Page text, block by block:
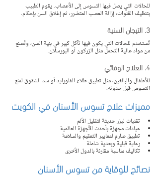
للحالات التي يصل فيها التسوس إلى الأعصاب. يقوم الطبيب
بتنظيف القنوات، إزالة العصب المتضرر، ثم إغلاق السن بإحكام.
3. التيجان السنية
تُستخدم للحالات التي يكون فيها تآكل كبير في بنية السن، وتُصنع
من مواد عالية التحمل مثل الزركون أو البورسلان.
4. العلاج الوقائي
للأطفال والبالغين، مثل تطبيق طلاء الفلورايد أو سد الشقوق لمنع
التسوس قبل حدوثه.
مميزات علاج تسوس الأسنان في الكويت
تقنيات ليزر حديثة لتقليل الألم
عيادات مجهزة بأحدث الأجهزة العالمية
تطبيق صارم لمعايير التعقيم والسلامة
رعاية قبلية وبعدية شاملة
تكاليف مناسبة مقارنة بالدول الأخرى
نصائح للوقاية من تسوس الأسنان